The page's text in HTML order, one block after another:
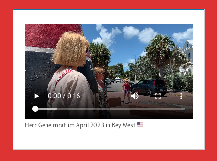
Herr Geheimrat im April 2023 in Key West